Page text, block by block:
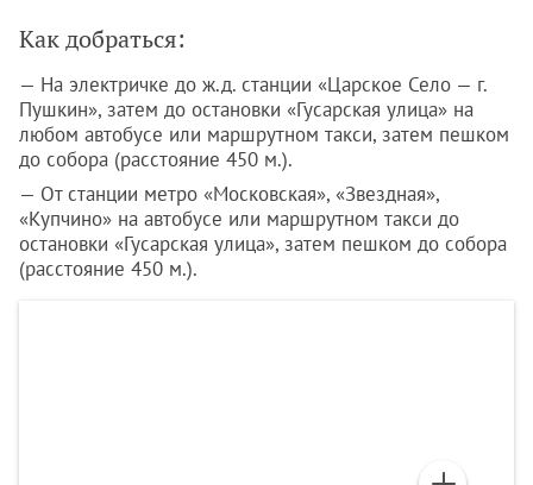
Как добраться:
— На электричке до ж.д. станции «Царское Село — г.
Пушкин», затем до остановки «Гусарская улица» на
любом автобусе или маршрутном такси, затем пешком
до собора (расстояние 450 м.).
— От станции метро «Московская», «Звездная»,
«Купчино» на автобусе или маршрутном такси до
остановки «Гусарская улица», затем пешком до собора
(расстояние 450 м.).